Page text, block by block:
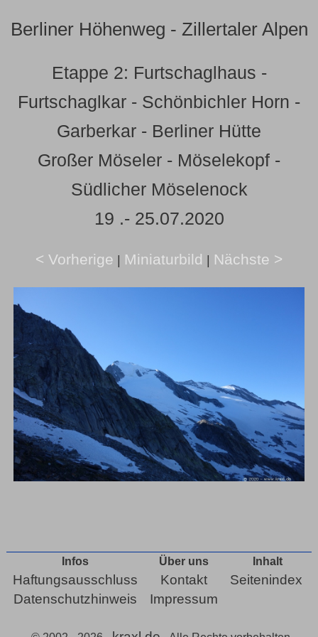
Berliner Höhenweg - Zillertaler Alpen
Etappe 2: Furtschaglhaus -
Furtschaglkar - Schönbichler Horn -
Garberkar - Berliner Hütte
Großer Möseler - Möselekopf -
Südlicher Möselenock
19 .- 25.07.2020
< Vorherige | Miniaturbild | Nächste >
Infos
Haftungsausschluss
Datenschutzhinweis
Über uns
Kontakt
Impressum
Inhalt
Seitenindex